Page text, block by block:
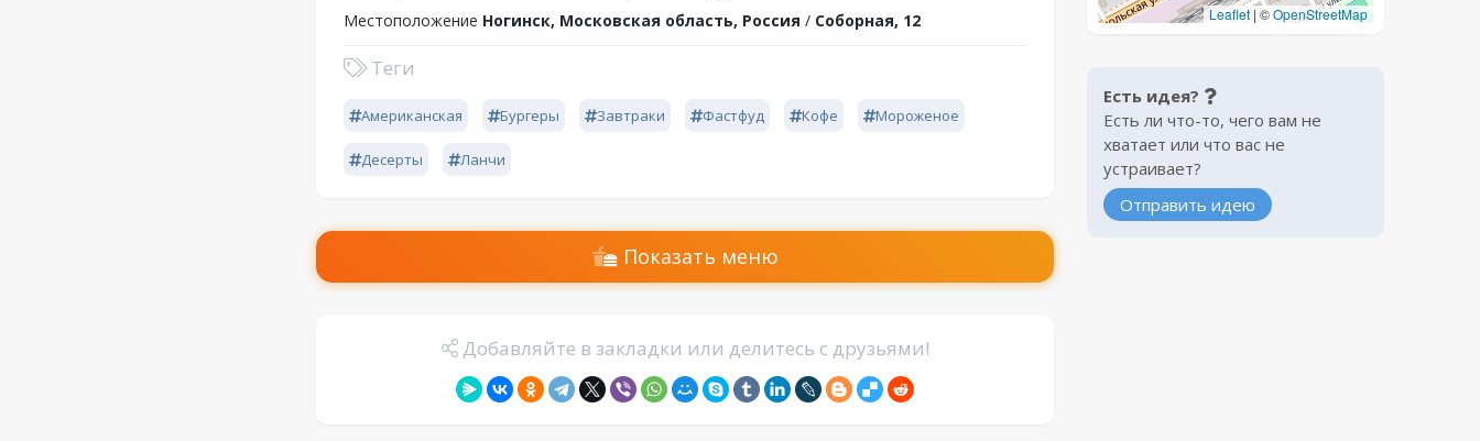
Местоположение Ногинск, Московская область, Россия / Соборная, 12
Теги
Американская Бургеры Завтраки Фастфуд Кофе Мороженое
Десерты Ланчи
Показать меню
Добавляйте в закладки или делитесь с друзьями!
Leaflet | ©OpenStreetMap
Есть идея?
Есть ли что-то, чего вам не
хватает или что вас не
устраивает?
Отправить идею